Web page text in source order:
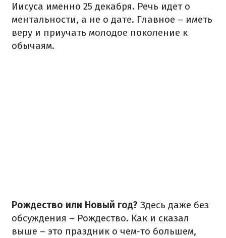
Иисуса именно 25 декабря. Речь идет о
ментальности, а не о дате. Главное – иметь
веру и приучать молодое поколение к
обычаям.
Рождество или Новый год? Здесь даже без
обсуждения – Рождество. Как и сказал
выше – это праздник о чем-то большем,